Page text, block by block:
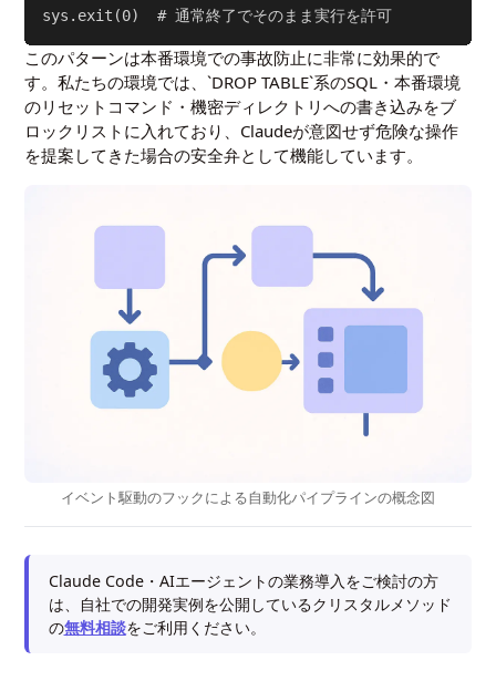
このパターンは本番環境での事故防止に非常に効果的で
す。私たちの環境では、`DROP TABLE`系のSQL・本番環境
のリセットコマンド・機密ディレクトリへの書き込みをブ
ロックリストに入れており、Claudeが意図せず危険な操作
を提案してきた場合の安全弁として機能しています。
イベント駆動のフックによる自動化パイプラインの概念図
Claude Code・AIエージェントの業務導入をご検討の方
は、自社での開発実例を公開しているクリスタルメソッド
の無料相談をご利用ください。